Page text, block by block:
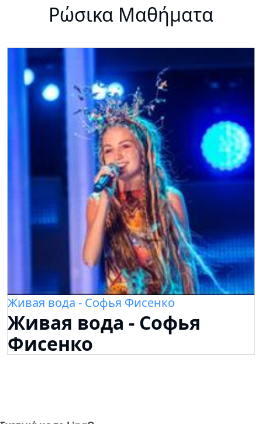
Ρώσικα Μαθήματα
Живая вода - Софья Фисенко
Живая вода - Софья
Фисенко